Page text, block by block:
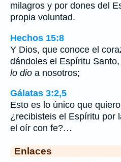
milagros y por dones del
propia voluntad.
Hechos 15:8
Y Dios, que conoce el
dándoles el Espíritu
lo dio a nosotros;
Gálatas 3:2,5
Esto es lo único que
¿recibisteis el Espíritu por
el oír con fe?…
Enlaces